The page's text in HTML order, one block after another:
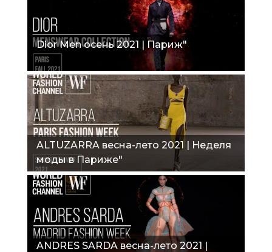
Dior Men осень 2021 | Париж"
ALTUZARRA весна-лето 2021 | Неделя
моды в Париже"
ANDRES SARDA весна-лето 2021 |